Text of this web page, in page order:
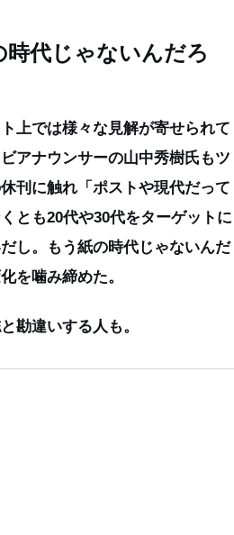
時代じゃないんだろ
上では様々な見解が寄せられて
アナウンサーの山中秀樹氏もツ
刊に触れ「ポストや現代だって
とも20代や30代をターゲットに
し。もう紙の時代じゃないんだ
を噛み締めた。
勘違いする人も。